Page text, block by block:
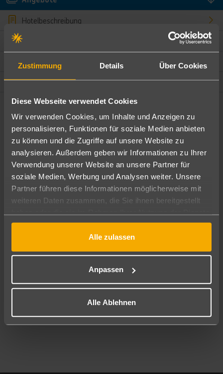
Zustimmung Details Über Cookies
Diese Webseite verwendet Cookies
Wir verwenden Cookies, um Inhalte und Anzeigen zu
personalisieren, Funktionen für soziale Medien anbieten
zu können und die Zugriffe auf unsere Website zu
analysieren. Außerdem geben wir Informationen zu Ihrer
Verwendung unserer Website an unsere Partner für
soziale Medien, Werbung und Analysen weiter. Unsere
Partner führen diese Informationen möglicherweise mit
weiteren Daten zusammen, die Sie ihnen bereitgestellt
gesammelt haben.
Alle zulassen
Anpassen
Alle Ablehnen
Hotelbeschreibung
Hotelmerkmale
Bewertungen
Lage und Umgebung
Angebote filtern
Ändere die Kriterien nach deinen Wünschen
Pauschal Nur Hotel
Abflughafen
Reisezeitraum
10.08.26–08.08.27 7-21 Nächte
2 Erwachsene Keine Kinder